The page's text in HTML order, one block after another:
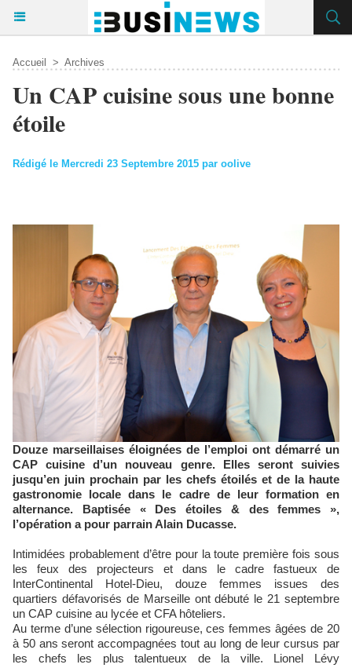
Accueil > Archives
Un CAP cuisine sous une bonne
étoile
Rédigé le Mercredi 23 Septembre 2015 par oolive
Douze marseillaises éloignées de l’emploi ont démarré un
CAP cuisine d’un nouveau genre. Elles seront suivies
jusqu’en juin prochain par les chefs étoilés et de la haute
gastronomie locale dans le cadre de leur formation en
alternance. Baptisée « Des étoiles & des femmes »,
l’opération a pour parrain Alain Ducasse.
Intimidées probablement d’être pour la toute première fois sous
les feux des projecteurs et dans le cadre fastueux de
InterContinental Hotel-Dieu, douze femmes issues des
quartiers défavorisés de Marseille ont débuté le 21 septembre
un CAP cuisine au lycée et CFA hôteliers.
Au terme d’une sélection rigoureuse, ces femmes âgées de 20
à 50 ans seront accompagnées tout au long de leur cursus par
les chefs les plus talentueux de la ville. Lionel Lévy